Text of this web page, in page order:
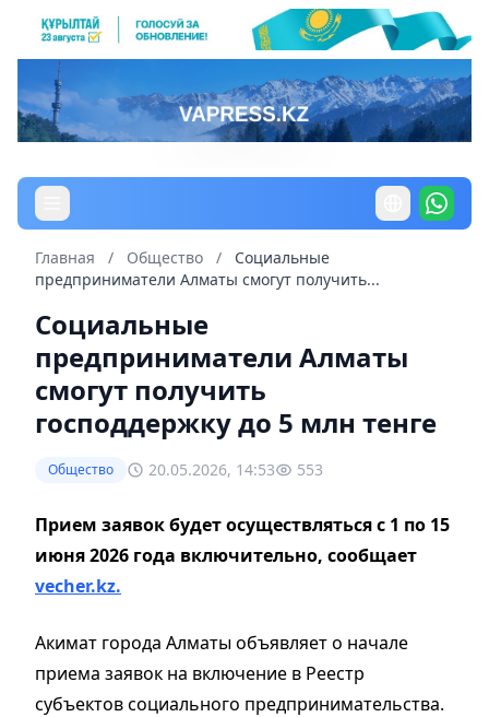
Главная / Общество /
Социальные
предприниматели Алматы смогут получить...
Социальные
предприниматели Алматы
смогут получить
господдержку до 5 млн тенге
Общество 20.05.2026, 14:53 553
Прием заявок будет осуществляться с 1 по 15
июня 2026 года включительно, сообщает
vecher.kz.
Акимат города Алматы объявляет о начале
приема заявок на включение в Реестр
субъектов социального предпринимательства.